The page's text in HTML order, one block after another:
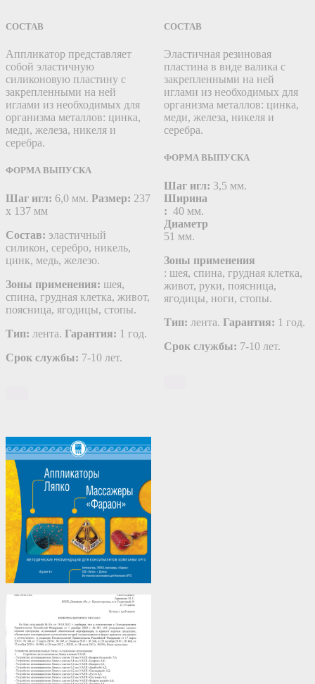
СОСТАВ
Аппликатор представляет
собой эластичную
силиконовую пластину c
закрепленными на ней
иглами из необходимых для
организма металлов: цинка,
меди, железа, никеля и
серебра.
ФОРМА ВЫПУСКА
Шаг игл: 6,0 мм. Размер: 237
х 137 мм
Состав: эластичный
силикон, серебро, никель,
цинк, медь, железо.
Зоны применения: шея,
спина, грудная клетка, живот,
поясница, ягодицы, стопы.
Тип: лента. Гарантия: 1 год.
Срок службы: 7-10 лет.
СОСТАВ
Эластичная резиновая
пластина в виде валика с
закрепленными на ней
иглами из необходимых для
организма металлов: цинка,
меди, железа, никеля и
серебра.
ФОРМА ВЫПУСКА
Шаг игл: 3,5 мм.
Ширина
: 40 мм.
Диаметр
51 мм.
Зоны применения
: шея, спина, грудная клетка,
живот, руки, поясница,
ягодицы, ноги, стопы.
Тип: лента. Гарантия: 1 год.
Срок службы: 7-10 лет.